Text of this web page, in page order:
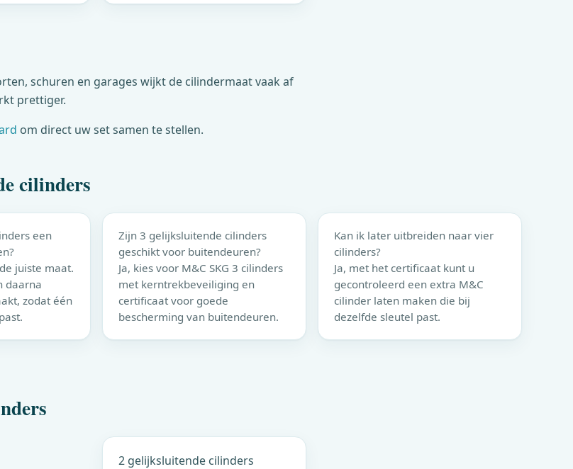
schuren en garages wijkt de cilindermaat vaak af
prettiger.
om direct uw set samen te stellen.
cilinders
een
juiste maat.
daarna
zodat één
Zijn 3 gelijksluitende cilinders
geschikt voor buitendeuren?
Ja, kies voor M&C SKG 3 cilinders
met kerntrekbeveiliging en
certificaat voor goede
bescherming van buitendeuren.
Kan ik later uitbreiden naar vier
cilinders?
Ja, met het certificaat kunt u
gecontroleerd een extra M&C
cilinder laten maken die bij
dezelfde sleutel past.
2 gelijksluitende cilinders